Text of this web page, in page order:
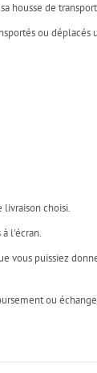
housse de
ou déplacés
livraison choisi.
l'écran.
vous puissiez
ou